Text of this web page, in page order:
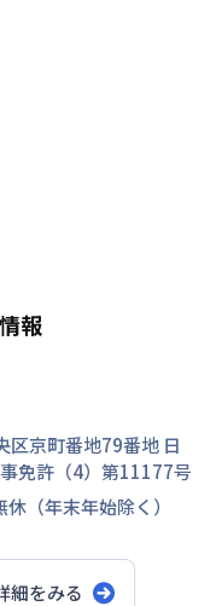
報
区京町番地79番地 日
免許（4）第11177号
休（年末年始除く）
細をみる